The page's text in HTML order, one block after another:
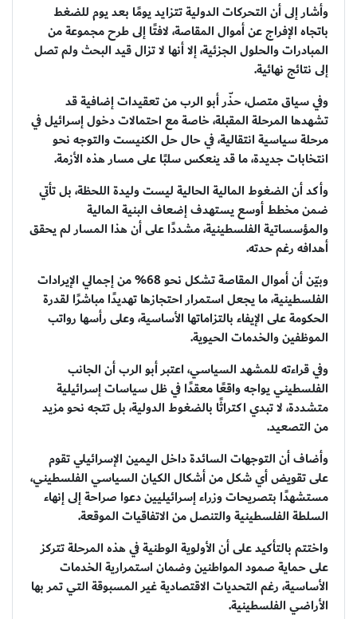
وأشار إلى أن التحركات الدولية تتزايد يومًا بعد يوم للضغط
باتجاه الإفراج عن أموال المقاصة، لافتًا إلى طرح مجموعة من
المبادرات والحلول الجزئية، إلا أنها لا تزال قيد البحث ولم تصل
إلى نتائج نهائية.
وفي سياق متصل، حذّر أبو الرب من تعقيدات إضافية قد
تشهدها المرحلة المقبلة، خاصة مع احتمالات دخول إسرائيل في
مرحلة سياسية انتقالية، في حال حل الكنيست والتوجه نحو
انتخابات جديدة، ما قد ينعكس سلبًا على مسار هذه الأزمة.
وأكد أن الضغوط المالية الحالية ليست وليدة اللحظة، بل تأتي
ضمن مخطط أوسع يستهدف إضعاف البنية المالية
والمؤسساتية الفلسطينية، مشددًا على أن هذا المسار لم يحقق
أهدافه رغم حدته.
وبيّن أن أموال المقاصة تشكل نحو 68% من إجمالي الإيرادات
الفلسطينية، ما يجعل استمرار احتجازها تهديدًا مباشرًا لقدرة
الحكومة على الإيفاء بالتزاماتها الأساسية، وعلى رأسها رواتب
الموظفين والخدمات الحيوية.
وفي قراءته للمشهد السياسي، اعتبر أبو الرب أن الجانب
الفلسطيني يواجه واقعًا معقدًا في ظل سياسات إسرائيلية
متشددة، لا تبدي اكتراثًا بالضغوط الدولية، بل تتجه نحو مزيد
من التصعيد.
وأضاف أن التوجهات السائدة داخل اليمين الإسرائيلي تقوم
على تقويض أي شكل من أشكال الكيان السياسي الفلسطيني،
مستشهدًا بتصريحات وزراء إسرائيليين دعوا صراحة إلى إنهاء
السلطة الفلسطينية والتنصل من الاتفاقيات الموقعة.
واختتم بالتأكيد على أن الأولوية الوطنية في هذه المرحلة تتركز
على حماية صمود المواطنين وضمان استمرارية الخدمات
الأساسية، رغم التحديات الاقتصادية غير المسبوقة التي تمر بها
الأراضي الفلسطينية.